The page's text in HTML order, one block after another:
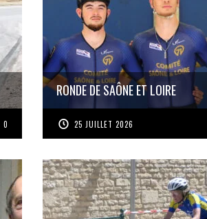
0
RONDE DE SAÔNE ET LOIRE
25 JUILLET 2026